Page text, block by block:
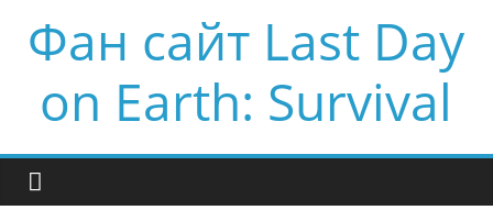
Фан сайт Last Day
on Earth: Survival